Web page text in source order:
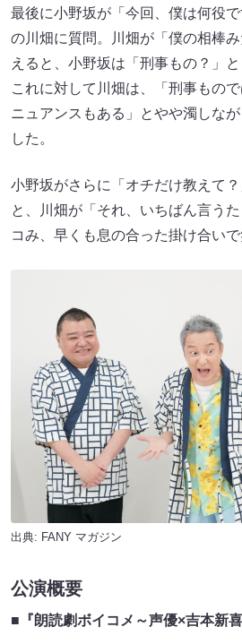
最後に小野坂が「今回、僕は何役
の川畑に質問。川畑が「僕の相棒
えると、小野坂は「刑事もの？」
これに対して川畑は、「刑事もの
ニュアンスもある」とやや濁しな
した。
小野坂がさらに「オチだけ教えて
と、川畑が「それ、いちばん言う
コみ、早くも息の合った掛け合いで
出典: FANY マガジン
公演概要
■ 『朗読劇ボイコメ～声優×吉本新